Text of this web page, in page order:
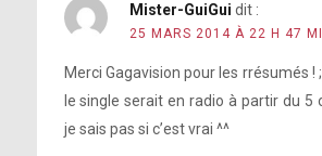
Mister-GuiGui dit :
25 MARS 2014 À 22 H 47
Merci Gagavision pour les rrésumés !
le single serait en radio à partir du 5
je sais pas si c’est vrai ^^